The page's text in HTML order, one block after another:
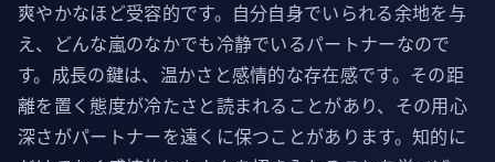
爽やかなほど受容的です。自分自身でいられる余地を与
え、どんな嵐のなかでも冷静でいるパートナーなので
す。成長の鍵は、温かさと感情的な存在感です。その距
離を置く態度が冷たさと読まれることがあり、その用心
深さがパートナーを遠くに保つことがあります。知的に